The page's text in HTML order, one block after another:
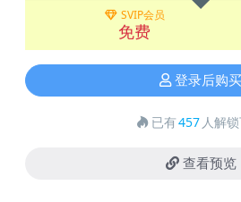
SVIP会员
免费
登录后购买
已有457 人解
查看预览